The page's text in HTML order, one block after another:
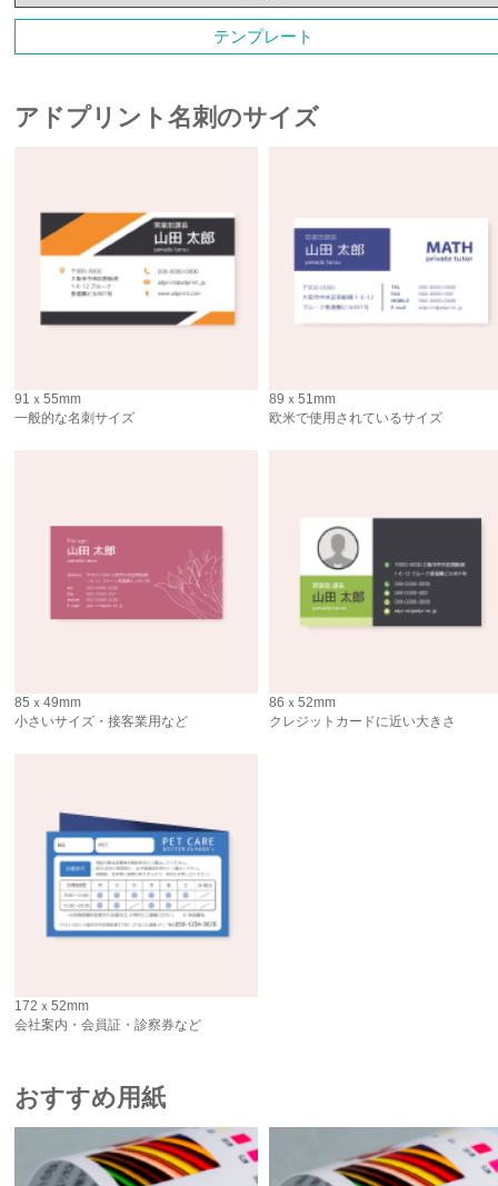
テンプレート
アドプリント名刺のサイズ
91ｘ55mm
一般的な名刺サイズ
89ｘ51mm
欧米で使用されているサイズ
85ｘ49mm
小さいサイズ・接客業用など
86ｘ52mm
クレジットカードに近い大きさ
172ｘ52mm
会社案内・会員証・診察券など
おすすめ用紙